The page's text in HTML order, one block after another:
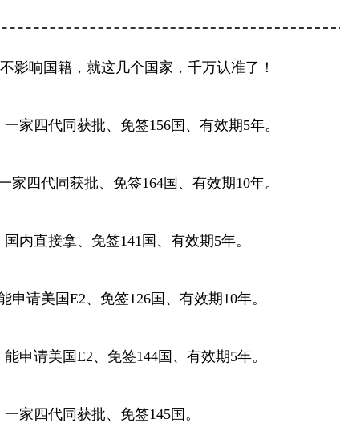
影响国籍，就这几个国家，千万认准了！
家四代同获批、免签156国、有效期5年。
四代同获批、免签164国、有效期10年。
内直接拿、免签141国、有效期5年。
请美国E2、免签126国、有效期10年。
申请美国E2、免签144国、有效期5年。
家四代同获批、免签145国。